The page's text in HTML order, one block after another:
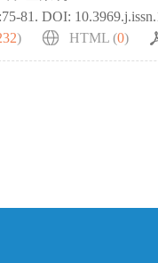
81. DOI:
) HTML (0)